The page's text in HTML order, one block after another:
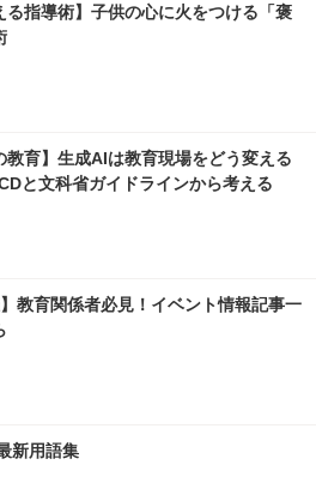
る指導術】子供の心に火をつける「褒
教育】生成AIは教育現場をどう変える
と文科省ガイドラインから考える
】教育関係者必見！イベント情報記事一
新用語集